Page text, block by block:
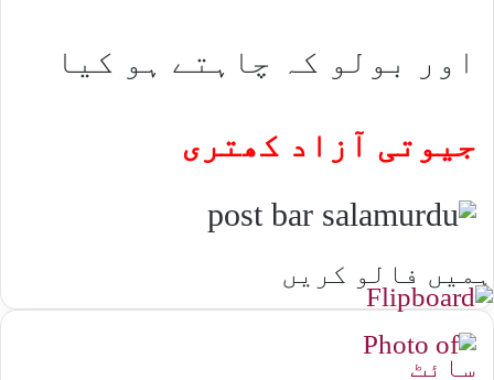
اور بولو کہ چاہتے ہو کیا
جیوتی آزاد کھتری
ہمیں فالو کریں